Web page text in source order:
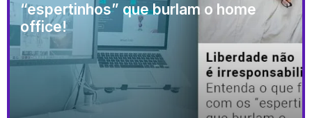
“espertinhos” que burlam o home
office!